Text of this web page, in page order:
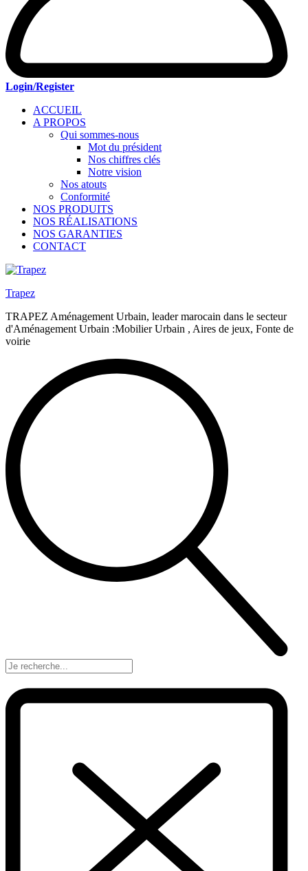
Login/Register
ACCUEIL
A PROPOS
Qui sommes-nous
Mot du président
Nos chiffres clés
Notre vision
Nos atouts
Conformité
NOS PRODUITS
NOS RÉALISATIONS
NOS GARANTIES
CONTACT
Trapez
TRAPEZ Aménagement Urbain, leader marocain dans le secteur
d'Aménagement Urbain :Mobilier Urbain , Aires de jeux, Fonte de
voirie